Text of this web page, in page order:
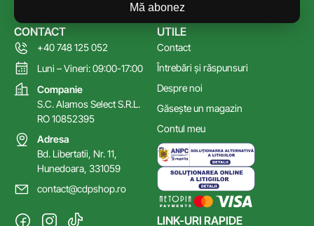
Mă abonez
LINK-URI RAPIDE
UTILE
Contact
Întrebări și răspunsuri
Despre noi
Găsește un magazin
Contul meu
CONTACT
+40 748 125 052
Luni – Vineri: 09:00-17:00
Companie
S.C. Alamos Select S.R.L.
RO 10852395
Adresa
Bd. Libertatii, Nr. 11,
Hunedoara, 331059
contact@cdpshop.ro